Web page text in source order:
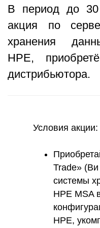
В период до 30
акция по
хранения
HPE,
дистрибьютора.
Условия акции:
Trade»
системы
HPE MSA
HPE,